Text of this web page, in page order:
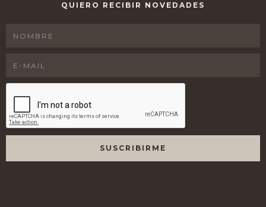
QUIERO RECIBIR NOVEDADES